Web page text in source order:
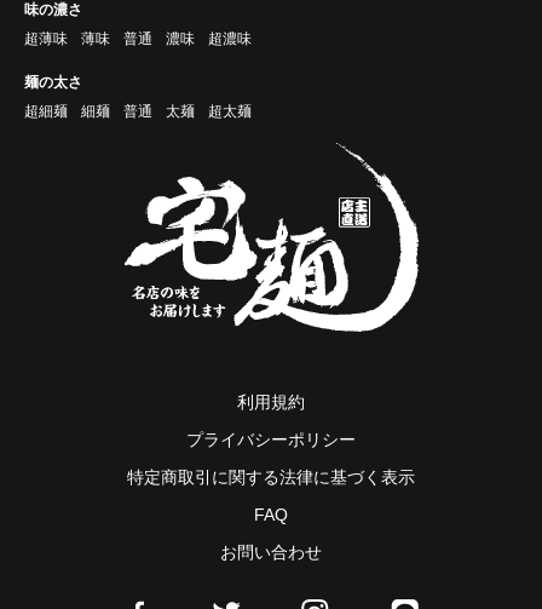
味の濃さ
超薄味
薄味 普通 濃味 超濃味
麺の太さ
超細麺
細麺 普通 太麺 超太麺
利用規約
プライバシーポリシー
特定商取引に関する法律に基づく表示
FAQ
お問い合わせ